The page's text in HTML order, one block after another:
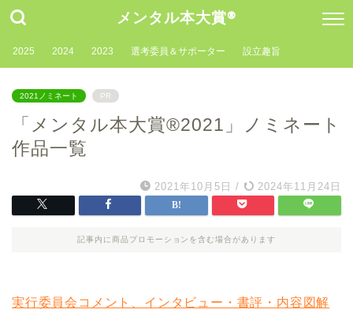
メンタル本大賞®
2025 2024 2023 選考委員＆サポーター 設立趣旨
2021ノミネート PR
「メンタル本大賞®2021」ノミネート
作品一覧
2021年10月5日 / 2024年11月24日
記事内に商品プロモーションを含む場合があります
実行委員会コメント、インタビュー・書評・内容図解